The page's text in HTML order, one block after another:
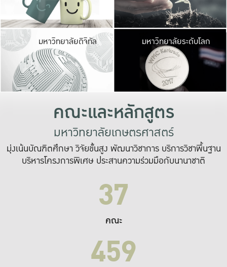
และพบเรื่องราวใ
มหาวิทยาลัยดิจิทัล มหาวิ
เปลี่ยนแปลง แล
เพื่อทำง
ระบบสารสนเทศ
มหาวิทยาลัยระดับโลก
คณะและหลักสูตร
มหาวิทยาลัยเกษตรศาสตร์
มุ่งเน้นบัณฑิตศึกษา วิจัยขั้นสูง พัฒนาวิชาการ บริการวิชาพื้นฐาน
บริหารโครงการพิเศษ ประสานความร่วมมือกับนานาชาติ
37
คณะ
459